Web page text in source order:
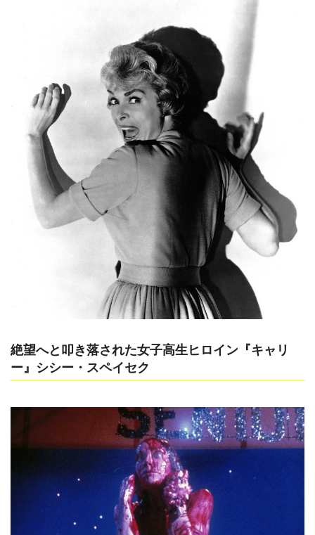
絶望へと叩き落された女子高生ヒロイン『キャリ
ー』シシー・スペイセク